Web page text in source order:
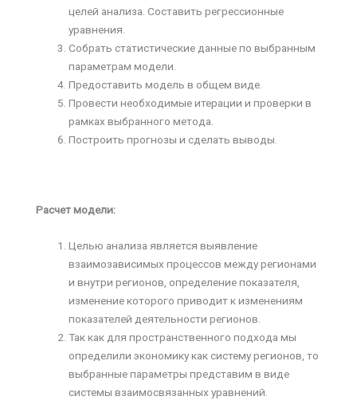
целей анализа. Составить регрессионные
уравнения.
Собрать статистические данные по выбранным
параметрам модели.
Предоставить модель в общем виде.
Провести необходимые итерации и проверки в
рамках выбранного метода.
Построить прогнозы и сделать выводы.
Расчет модели:
Целью анализа является выявление
взаимозависимых процессов между регионами
и внутри регионов, определение показателя,
изменение которого приводит к изменениям
показателей деятельности регионов.
Так как для пространственного подхода мы
определили экономику как систему регионов, то
выбранные параметры представим в виде
системы взаимосвязанных уравнений.